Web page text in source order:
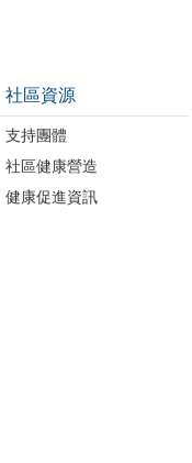
社區資源
支持團體
社區健康營造
健康促進資訊